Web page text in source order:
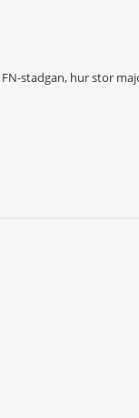
stadgan, hur stor